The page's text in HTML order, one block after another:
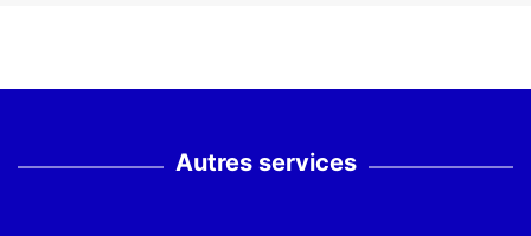
Autres services